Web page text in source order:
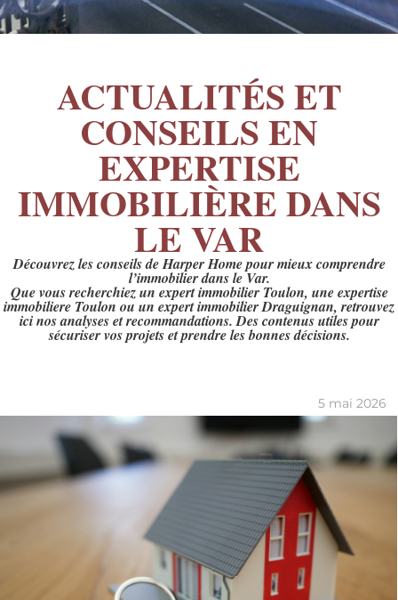
ACTUALITÉS ET
CONSEILS EN
EXPERTISE
IMMOBILIÈRE DANS
LE VAR
Découvrez les conseils de Harper Home pour mieux comprendre
l’immobilier dans le Var.
Que vous recherchiez un expert immobilier Toulon, une expertise
immobiliere Toulon ou un expert immobilier Draguignan, retrouvez
ici nos analyses et recommandations. Des contenus utiles pour
sécuriser vos projets et prendre les bonnes décisions.
5 mai 2026